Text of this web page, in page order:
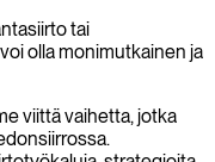
tai
olla monimutkainen ja
viittä vaihetta, jotka